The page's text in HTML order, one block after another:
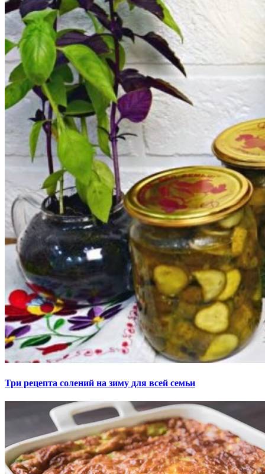
Три рецепта солений на зиму для всей семьи